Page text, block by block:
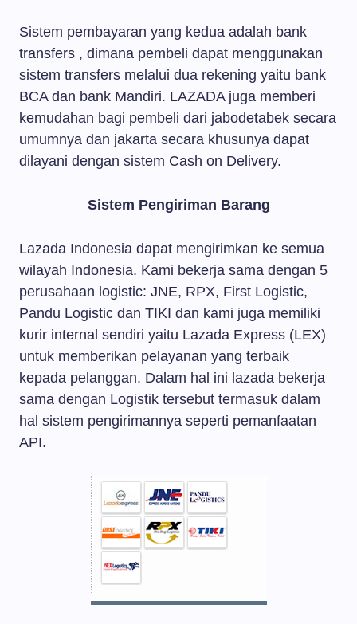
Sistem pembayaran yang kedua adalah bank
transfers , dimana pembeli dapat menggunakan
sistem transfers melalui dua rekening yaitu bank
BCA dan bank Mandiri. LAZADA juga memberi
kemudahan bagi pembeli dari jabodetabek secara
umumnya dan jakarta secara khusunya dapat
dilayani dengan sistem Cash on Delivery.
Sistem Pengiriman Barang
Lazada Indonesia dapat mengirimkan ke semua
wilayah Indonesia. Kami bekerja sama dengan 5
perusahaan logistic: JNE, RPX, First Logistic,
Pandu Logistic dan TIKI dan kami juga memiliki
kurir internal sendiri yaitu Lazada Express (LEX)
untuk memberikan pelayanan yang terbaik
kepada pelanggan. Dalam hal ini lazada bekerja
sama dengan Logistik tersebut termasuk dalam
hal sistem pengirimannya seperti pemanfaatan
API.